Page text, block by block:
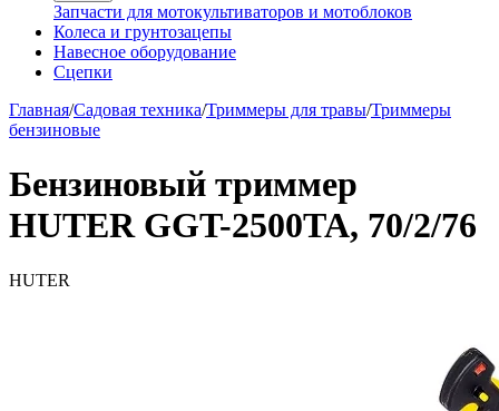
Запчасти для мотокультиваторов и мотоблоков
Колеса и грунтозацепы
Навесное оборудование
Сцепки
Главная/Садовая техника/Триммеры для травы/Триммеры
бензиновые
Бензиновый триммер
HUTER GGT-2500TA, 70/2/76
HUTER